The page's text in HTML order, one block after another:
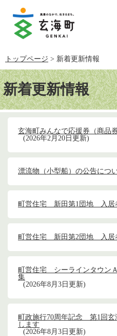
で
す。
ば
し
て
本
文
へ
トップページ > 新着更新情報
本
文新着更新情報
玄海町みんなで応援券（商品
2026年2月20日更新
漂流物（小型船）の公告につ
町営住宅 新田第1団地 入居
町営住宅 新田第2団地 入居
町営住宅 シーラインタウン
集
2026年8月3日更新
町政施行70周年記念 第1回玄
します
2026年8月3日更新